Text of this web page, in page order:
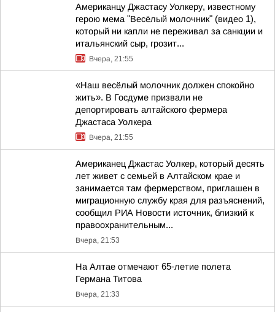
Американцу Джастасу Уолкеру, известному
герою мема "Весёлый молочник" (видео 1),
который ни капли не переживал за санкции и
итальянский сыр, грозит...
Вчера, 21:55
«Наш весёлый молочник должен спокойно
жить». В Госдуме призвали не
депортировать алтайского фермера
Джастаса Уолкера
Вчера, 21:55
Американец Джастас Уолкер, который десять
лет живет с семьей в Алтайском крае и
занимается там фермерством, приглашен в
миграционную службу края для разъяснений,
сообщил РИА Новости источник, близкий к
правоохранительным...
Вчера, 21:53
На Алтае отмечают 65-летие полета
Германа Титова
Вчера, 21:33